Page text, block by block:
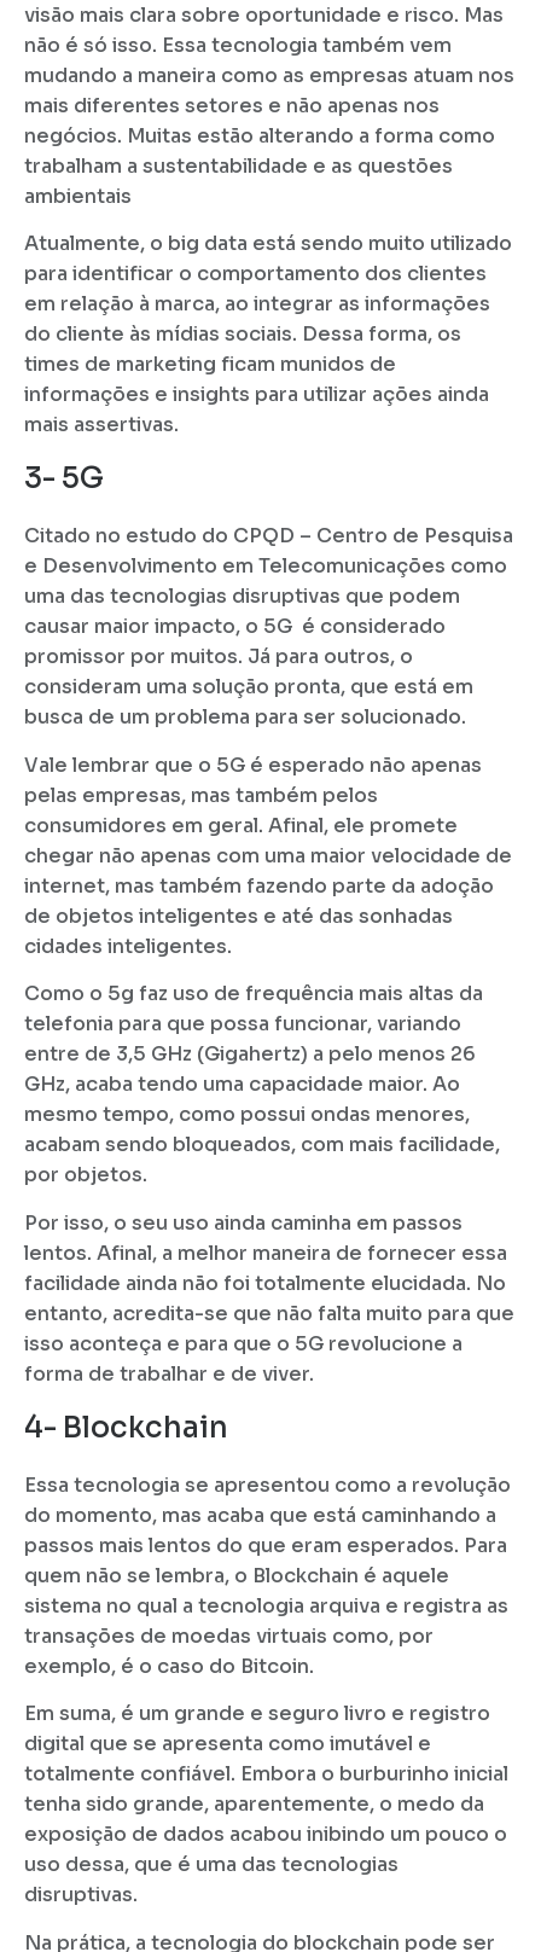
visão mais clara sobre oportunidade e risco. Mas
não é só isso. Essa tecnologia também vem
mudando a maneira como as empresas atuam nos
mais diferentes setores e não apenas nos
negócios. Muitas estão alterando a forma como
trabalham a sustentabilidade e as questões
ambientais
Atualmente, o big data está sendo muito utilizado
para identificar o comportamento dos clientes
em relação à marca, ao integrar as informações
do cliente às mídias sociais. Dessa forma, os
times de marketing ficam munidos de
informações e insights para utilizar ações ainda
mais assertivas.
3- 5G
Citado no estudo do CPQD – Centro de Pesquisa
e Desenvolvimento em Telecomunicações como
uma das tecnologias disruptivas que podem
causar maior impacto, o 5G é considerado
promissor por muitos. Já para outros, o
consideram uma solução pronta, que está em
busca de um problema para ser solucionado.
Vale lembrar que o 5G é esperado não apenas
pelas empresas, mas também pelos
consumidores em geral. Afinal, ele promete
chegar não apenas com uma maior velocidade de
internet, mas também fazendo parte da adoção
de objetos inteligentes e até das sonhadas
cidades inteligentes.
Como o 5g faz uso de frequência mais altas da
telefonia para que possa funcionar, variando
entre de 3,5 GHz (Gigahertz) a pelo menos 26
GHz, acaba tendo uma capacidade maior. Ao
mesmo tempo, como possui ondas menores,
acabam sendo bloqueados, com mais facilidade,
por objetos.
Por isso, o seu uso ainda caminha em passos
lentos. Afinal, a melhor maneira de fornecer essa
facilidade ainda não foi totalmente elucidada. No
entanto, acredita-se que não falta muito para que
isso aconteça e para que o 5G revolucione a
forma de trabalhar e de viver.
4- Blockchain
Essa tecnologia se apresentou como a revolução
do momento, mas acaba que está caminhando a
passos mais lentos do que eram esperados. Para
quem não se lembra, o Blockchain é aquele
sistema no qual a tecnologia arquiva e registra as
transações de moedas virtuais como, por
exemplo, é o caso do Bitcoin.
Em suma, é um grande e seguro livro e registro
digital que se apresenta como imutável e
totalmente confiável. Embora o burburinho inicial
tenha sido grande, aparentemente, o medo da
exposição de dados acabou inibindo um pouco o
uso dessa, que é uma das tecnologias
disruptivas.
Na prática, a tecnologia do blockchain pode ser